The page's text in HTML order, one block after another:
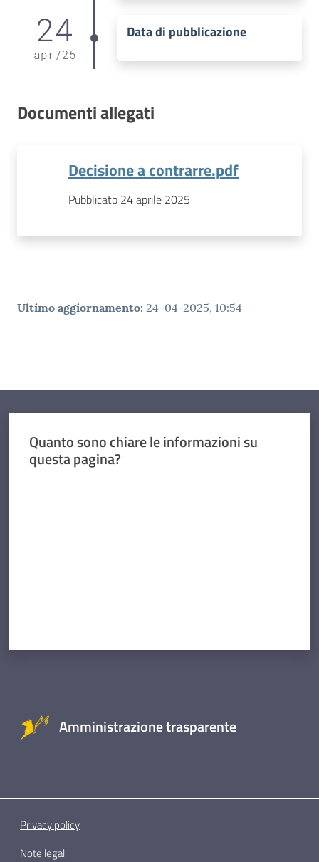
24
apr/25
Data di pubblicazione
Documenti allegati
Decisione a contrarre.pdf
Pubblicato 24 aprile 2025
Ultimo aggiornamento: 24-04-2025, 10:54
Quanto sono chiare le informazioni su
questa pagina?
Amministrazione trasparente
Privacy policy
Note legali